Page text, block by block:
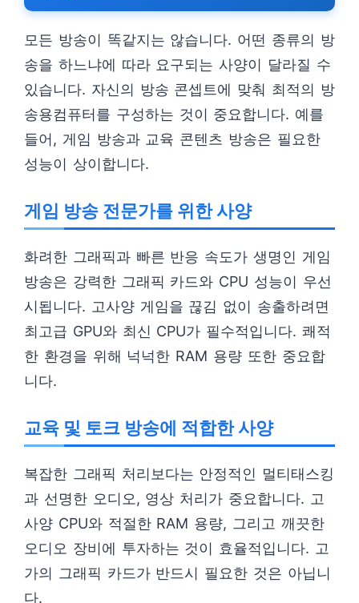
모든 방송이 똑같지는 않습니다. 어떤 종류의 방
송을 하느냐에 따라 요구되는 사양이 달라질 수
있습니다. 자신의 방송 콘셉트에 맞춰 최적의 방
송용컴퓨터를 구성하는 것이 중요합니다. 예를
들어, 게임 방송과 교육 콘텐츠 방송은 필요한
성능이 상이합니다.
게임 방송 전문가를 위한 사양
화려한 그래픽과 빠른 반응 속도가 생명인 게임
방송은 강력한 그래픽 카드와 CPU 성능이 우선
시됩니다. 고사양 게임을 끊김 없이 송출하려면
최고급 GPU와 최신 CPU가 필수적입니다. 쾌적
한 환경을 위해 넉넉한 RAM 용량 또한 중요합
니다.
교육 및 토크 방송에 적합한 사양
복잡한 그래픽 처리보다는 안정적인 멀티태스킹
과 선명한 오디오, 영상 처리가 중요합니다. 고
사양 CPU와 적절한 RAM 용량, 그리고 깨끗한
오디오 장비에 투자하는 것이 효율적입니다. 고
가의 그래픽 카드가 반드시 필요한 것은 아닙니
다.